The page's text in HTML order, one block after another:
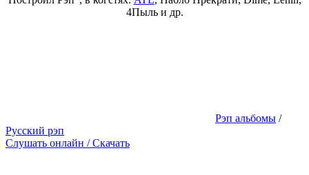
4Пыль и др.
Рэп альбомы /
Русский рэп
Слушать онлайн / Скачать